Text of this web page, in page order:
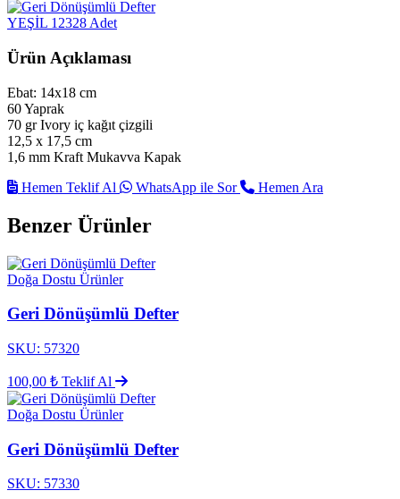
YEŞİL 12328 Adet
Ürün Açıklaması
Ebat: 14x18 cm
60 Yaprak
70 gr Ivory iç kağıt çizgili
12,5 x 17,5 cm
1,6 mm Kraft Mukavva Kapak
Hemen Teklif Al
WhatsApp ile Sor Hemen Ara
Benzer Ürünler
Doğa Dostu Ürünler
Geri Dönüşümlü Defter
SKU: 57320
100,00 ₺ Teklif Al
Doğa Dostu Ürünler
Geri Dönüşümlü Defter
SKU: 57330